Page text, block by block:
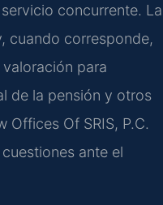
concurrente. La
cuando corresponde,
para
de la pensión y otros
Offices Of SRIS, P.C.
ante el